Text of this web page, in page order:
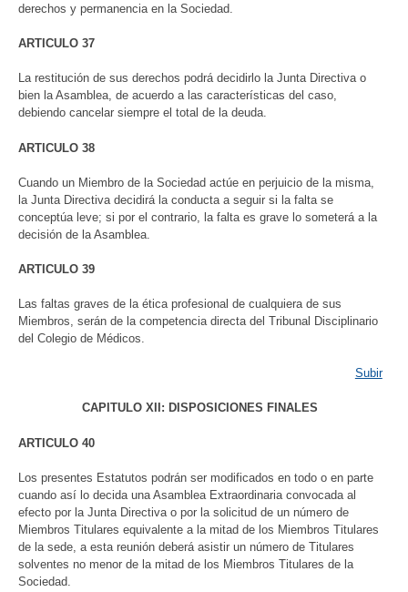
derechos y permanencia en la Sociedad.
ARTICULO 37
La restitución de sus derechos podrá decidirlo la Junta Directiva o
bien la Asamblea, de acuerdo a las características del caso,
debiendo cancelar siempre el total de la deuda.
ARTICULO 38
Cuando un Miembro de la Sociedad actúe en perjuicio de la misma,
la Junta Directiva decidirá la conducta a seguir si la falta se
conceptúa leve; si por el contrario, la falta es grave lo someterá a la
decisión de la Asamblea.
ARTICULO 39
Las faltas graves de la ética profesional de cualquiera de sus
Miembros, serán de la competencia directa del Tribunal Disciplinario
del Colegio de Médicos.
Subir
CAPITULO XII: DISPOSICIONES FINALES
ARTICULO 40
Los presentes Estatutos podrán ser modificados en todo o en parte
cuando así lo decida una Asamblea Extraordinaria convocada al
efecto por la Junta Directiva o por la solicitud de un número de
Miembros Titulares equivalente a la mitad de los Miembros Titulares
de la sede, a esta reunión deberá asistir un número de Titulares
solventes no menor de la mitad de los Miembros Titulares de la
Sociedad.